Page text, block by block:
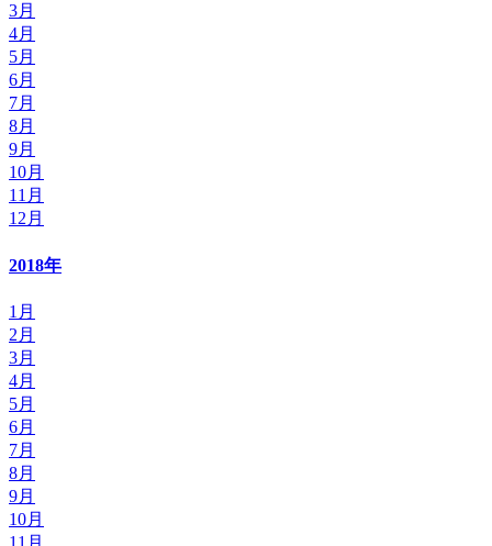
3月
4月
5月
6月
7月
8月
9月
10月
11月
12月
2018年
1月
2月
3月
4月
5月
6月
7月
8月
9月
10月
11月